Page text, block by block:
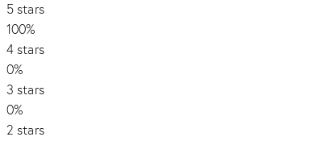
5 stars
100%
4 stars
0%
3 stars
0%
2 stars